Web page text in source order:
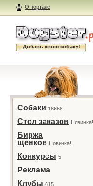
О портале
Добавь свою собаку!
Собаки 18658
Стол заказов Новинка!
Биржа
щенков Новинка!
Конкурсы 5
Реклама
Клубы 615